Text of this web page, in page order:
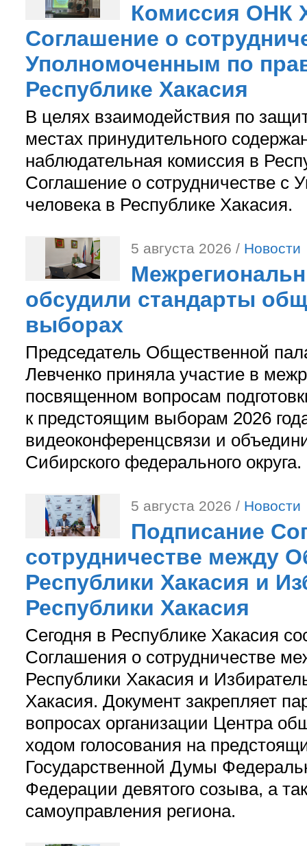
Комиссия ОНК
Соглашение о
Уполномоченным по
Республике Хакасия
В целях взаимодействия по
местах принудительного
наблюдательная комиссия в
Соглашение о сотрудничестве с
человека в Республике Хакасия.
5 августа 2026 / Новости
обсудили стандарты
выборах
Председатель Общественной
Левченко приняла участие в
посвященном вопросам
к предстоящим выборам 2026
видеоконференцсвязи и
Сибирского федерального округа.
5 августа 2026 / Новости
Подписание
сотрудничестве между
Республики Хакасия и
Республики Хакасия
Сегодня в Республике Хакасия
Соглашения о сотрудничестве
Республики Хакасия и
Хакасия. Документ закрепляет
вопросах организации Центра
ходом голосования на
Государственной Думы
Федерации девятого созыва, а
самоуправления региона.